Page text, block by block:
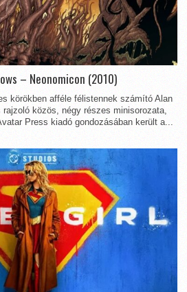
– Neonomicon (2010)
körökben afféle félistennek számító Alan
közös, négy részes minisorozata,
Press kiadó gondozásában került a...